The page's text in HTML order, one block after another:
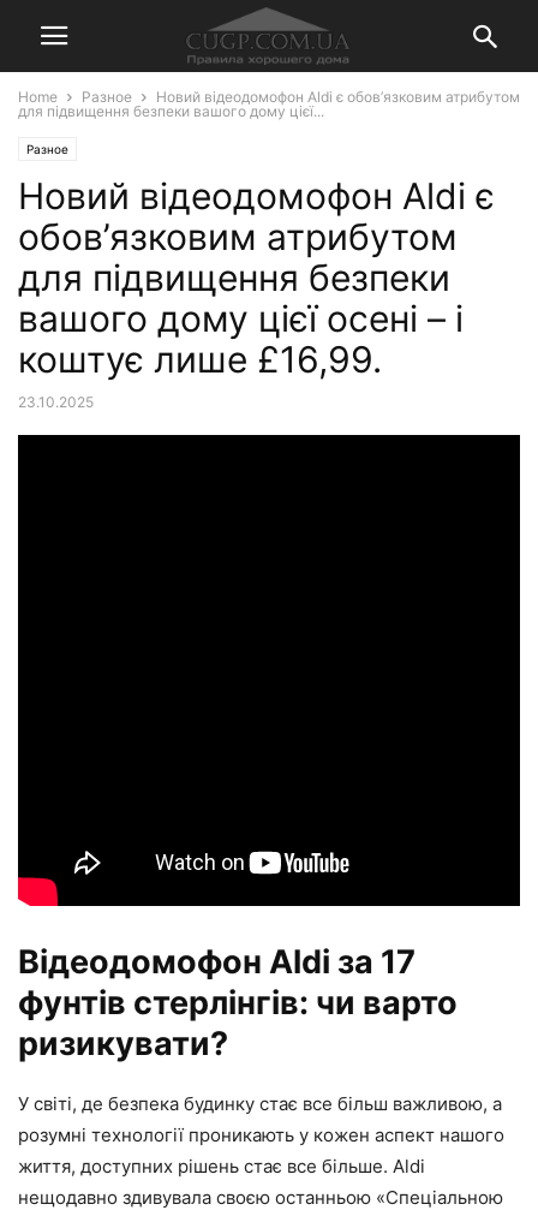
Home Разное
Новий відеодомофон Aldi є обов’язковим атрибутом
для підвищення безпеки вашого дому цієї...
Разное
Новий відеодомофон Aldi є
обов’язковим атрибутом
для підвищення безпеки
вашого дому цієї осені – і
коштує лише £16,99.
23.10.2025
Відеодомофон Aldi за 17
фунтів стерлінгів: чи варто
ризикувати?
У світі, де безпека будинку стає все більш важливою, а
розумні технології проникають у кожен аспект нашого
життя, доступних рішень стає все більше. Aldi
нещодавно здивувала своєю останньою «Спеціальною